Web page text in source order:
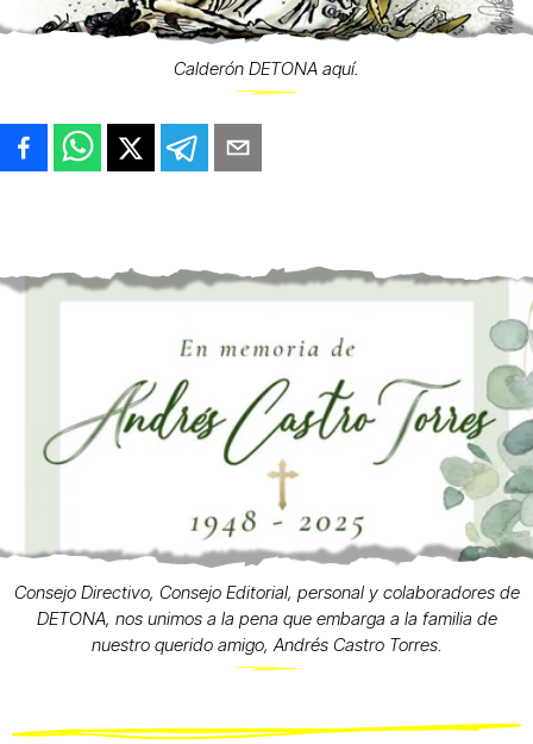
Calderón DETONA aquí.
Consejo Directivo, Consejo Editorial, personal y colaboradores de
DETONA, nos unimos a la pena que embarga a la familia de
nuestro querido amigo, Andrés Castro Torres.